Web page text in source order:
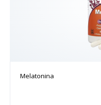
Melatonina